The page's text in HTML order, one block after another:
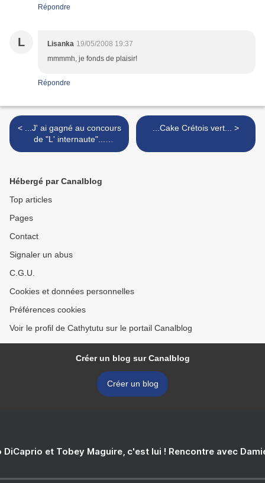
Répondre
L Lisanka 19/05/2008 19:37
mmmmh, je fonds de plaisir!
Répondre
< ...J' ai gagné au concours
de "L' internaute"...
(concours culinaire
...Cake Crétois vert... >
Hébergé par Canalblog
Top articles
Pages
Contact
Signaler un abus
C.G.U.
Cookies et données personnelles
Préférences cookies
Voir le profil de Cathytutu sur le portail Canalblog
Créer un blog sur Canalblog
Créer un blog
DiCaprio et Tobey Maguire, c'est lui ! Rencontre avec